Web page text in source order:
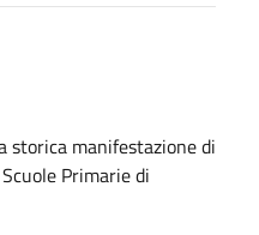
storica manifestazione di
Primarie di